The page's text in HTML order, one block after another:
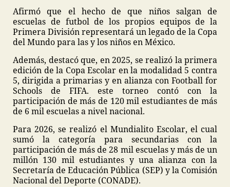
Afirmó que el hecho de que niños salgan de
escuelas de futbol de los propios equipos de la
Primera División representará un legado de la Copa
del Mundo para las y los niños en México.
Además, destacó que, en 2025, se realizó la primera
edición de la Copa Escolar en la modalidad 5 contra
5, dirigida a primarias y en alianza con Football for
Schools de FIFA. este torneo contó con la
participación de más de 120 mil estudiantes de más
de 6 mil escuelas a nivel nacional.
Para 2026, se realizó el Mundialito Escolar, el cual
sumó la categoría para secundarias con la
participación de más de 28 mil escuelas y más de un
millón 130 mil estudiantes y una alianza con la
Secretaría de Educación Pública (SEP) y la Comisión
Nacional del Deporte (CONADE).